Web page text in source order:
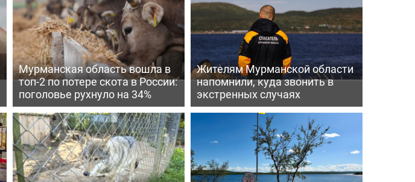
Мурманская область вошла в
топ-2 по потере скота в России:
поголовье рухнуло на 34%
Жителям Мурманской области
напомнили, куда звонить в
экстренных случаях